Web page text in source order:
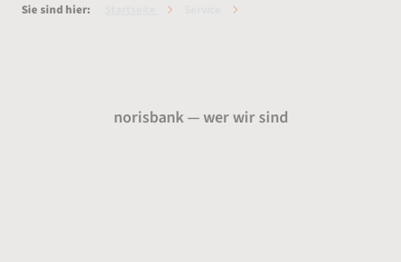
Sie sind hier:
norisbank — wer wir sind